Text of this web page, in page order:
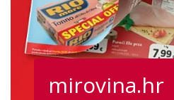
mirovina.hr